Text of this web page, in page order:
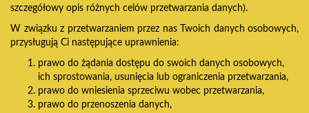
szczegółowy opis różnych celów przetwarzania danych).
W związku z przetwarzaniem przez nas Twoich danych osobowych,
przysługują Ci następujące uprawnienia:
prawo do żądania dostępu do swoich danych osobowych,
ich sprostowania, usunięcia lub ograniczenia przetwarzania,
prawo do wniesienia sprzeciwu wobec przetwarzania,
prawo do przenoszenia danych,